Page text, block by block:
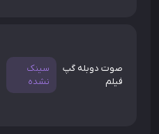
صوت دوبله گپ
فیلم
سینک
نشده